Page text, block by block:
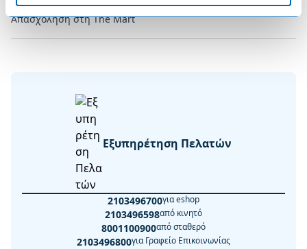
Απασχόληση στη The Mart
Εξυπηρέτηση Πελατών
2103496700για eshop
2103496598από κινητό
8001100900από σταθερό
2103496800για Γραφείο Επικοινωνίας